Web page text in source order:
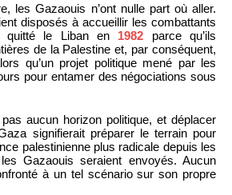
les Gazaouis n’ont nulle part où aller.
disposés à accueillir les combattants
quitté le Liban en 1982 parce qu’ils
de la Palestine et, par conséquent,
qu’un projet politique mené par les
pour entamer des négociations sous
aucun horizon politique, et déplacer
signifierait préparer le terrain pour
palestinienne plus radicale depuis les
Gazaouis seraient envoyés. Aucun
à un tel scénario sur son propre